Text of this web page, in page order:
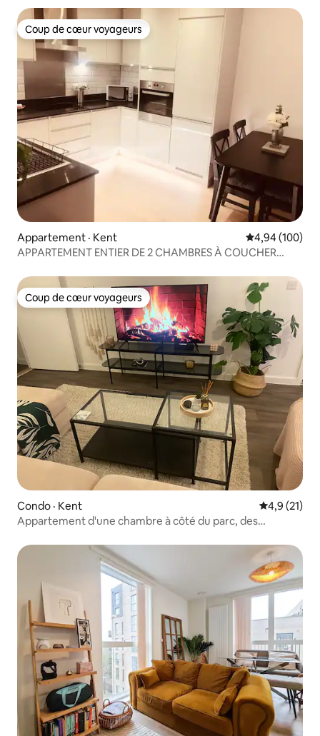
Coup de cœur voyageurs
Coup de cœur voyageurs
Appartement · Kent Note
4,94 (100)
APPARTEMENT ENTIER DE 2 CHAMBRES À COUCHER
Coup de cœur voyageurs
Coup de cœur voyageurs
Condo · Kent Note
4,9 (21)
Appartement d'une chambre à côté du parc, des